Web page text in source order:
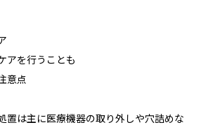
アを行うことも
意点
置は主に医療機器の取り外しや穴詰めな